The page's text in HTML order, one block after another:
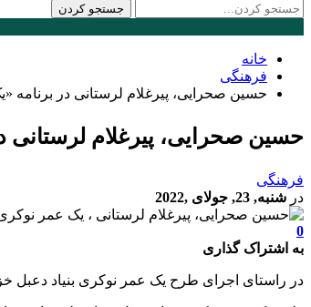
خانه
فرهنگی
حسین صحرایی، پیرغلام لرستانی در برنامه
حسین صحرایی، پیرغلام لرستانی
فرهنگی
در شنبه, 23, جولای ,2022
0
به اشتراک گذاری
در راستای اجرای طرح یک عمر نوکری بنیاد دعبل